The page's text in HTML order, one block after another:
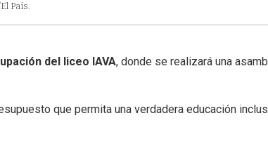
País.
del liceo IAVA, donde se realizará una
que permita una verdadera educación